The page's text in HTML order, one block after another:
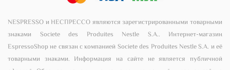
NESPRESSO и НЕСПРЕССО являются зарегистрированными товарными
знаками Societe des Produites Nestle S.A.. Интернет-магазин
EspressoShop не связан с компанией Societe des Produites Nestle S.A. и её
товарными знаками. Информация на сайте не является публичной